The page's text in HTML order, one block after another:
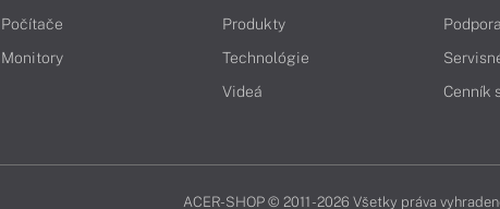
Počítače
Monitory
Produkty
Technológie
Videá
Cenník
ACER-SHOP © 2011 - 2026 Všetky práva